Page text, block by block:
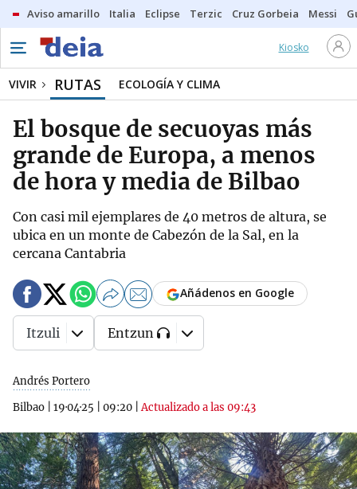
Aviso amarillo Italia Eclipse Terzic Cruz Gorbeia Messi
Kiosko
VIVIR RUTAS ECOLOGÍA Y CLIMA
El bosque de secuoyas más
grande de Europa, a menos
de hora y media de Bilbao
Con casi mil ejemplares de 40 metros de altura, se
ubica en un monte de Cabezón de la Sal, en la
cercana Cantabria
Andrés Portero
Bilbao
19·04·25 09:20 |Actualizado a las 09:43
Añádenos en Google
Itzuli Entzun